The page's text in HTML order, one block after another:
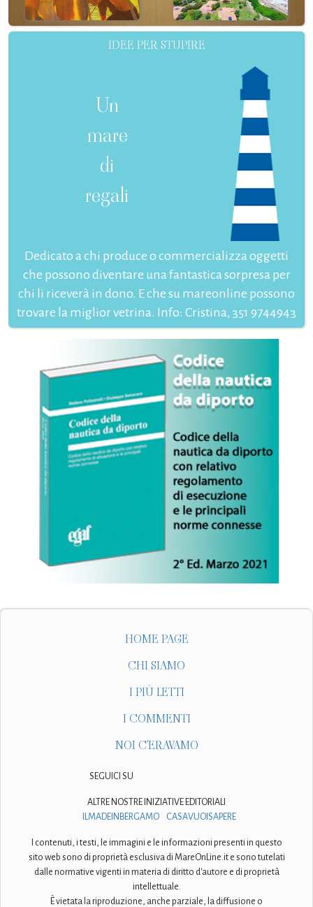
IDEE PER STUPIRE
Un
mare
di
regali
Dedicato a chi produce o commercializza oggetti
che possono diventare una fantastica sorpresa per
chi li riceverà in dono. E che su mareonline possono
trovare la miglior vetrina. Info: Cristina, 351 9744943
HOME PAGE
CHI SIAMO
I PIÙ LETTI
I COMMENTI
NOI C'ERAVAMO
SEGUICI SU
ALTRE NOSTRE INIZIATIVE EDITORIALI
ILMADEINBERGAMO
CASAVUOISAPERE
I contenuti, i testi, le immagini e le informazioni presenti in questo
sito web sono di proprietà esclusiva di MareOnLine.it e sono tutelati
dalle normative vigenti in materia di diritto d'autore e di proprietà
intellettuale.
È vietata la riproduzione, anche parziale, la diffusione o